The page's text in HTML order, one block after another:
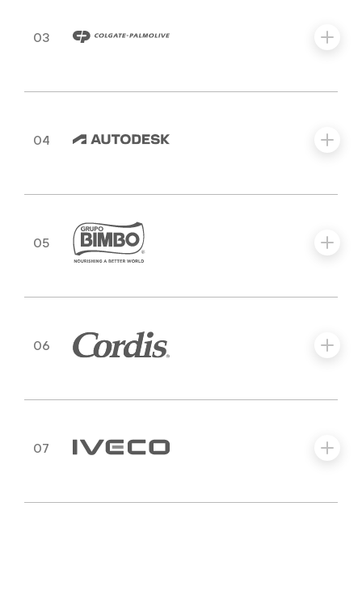
03
04
05
06
07